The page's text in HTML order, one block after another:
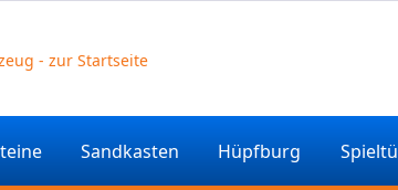
Sandkasten Hüpfburg